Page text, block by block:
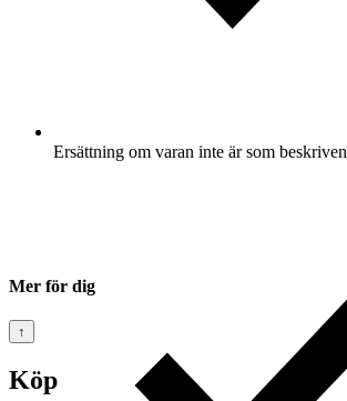
Ersättning om varan inte är som beskriven
Mer för dig
↑
Köp